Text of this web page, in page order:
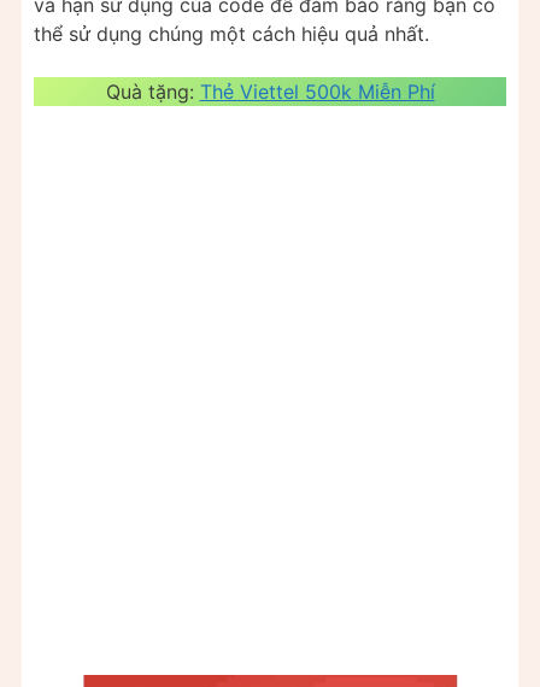
thể sử dụng chúng một cách hiệu quả nhất.
Quà tặng: Thẻ Viettel 500k Miễn Phí